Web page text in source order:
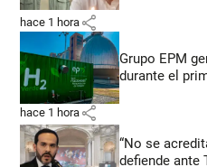
hace 1 hora share
Grupo EPM
durante el
hace 1 hora share
“No se
defiende ante